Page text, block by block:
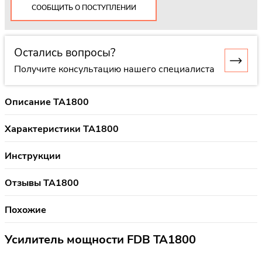
СООБЩИТЬ О ПОСТУПЛЕНИИ
Остались вопросы?
Получите консультацию нашего специалиста
Описание TA1800
Характеристики TA1800
Инструкции
Отзывы TA1800
Похожие
Усилитель мощности FDB TA1800